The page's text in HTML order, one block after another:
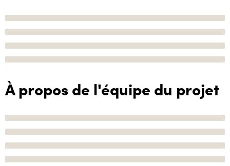
À propos de l'équipe du projet